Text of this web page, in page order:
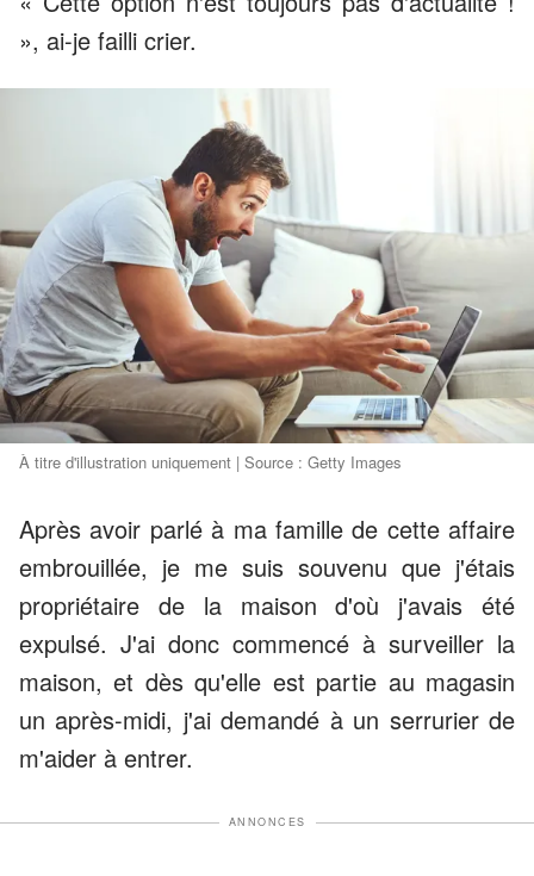
», ai-je failli crier.
À titre d'illustration uniquement | Source : Getty Images
Après avoir parlé à ma famille de cette affaire
embrouillée, je me suis souvenu que j'étais
propriétaire de la maison d'où j'avais été
expulsé. J'ai donc commencé à surveiller la
maison, et dès qu'elle est partie au magasin
un après-midi, j'ai demandé à un serrurier de
m'aider à entrer.
ANNONCES